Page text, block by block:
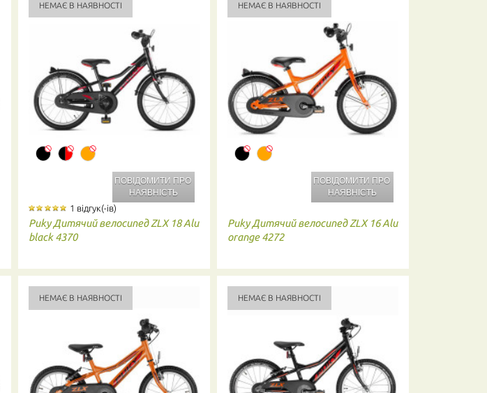
НЕМАЄ В НАЯВНОСТІ
ПОВІДОМИТИ ПРО
НАЯВНІСТЬ
1 відгук(-ів)
Puky Дитячий велосипед ZLX 18 Alu
black 4370
НЕМАЄ В НАЯВНОСТІ
ПОВІДОМИТИ ПРО
НАЯВНІСТЬ
Puky Дитячий велосипед ZLX 16 Alu
orange 4272
НЕМАЄ В НАЯВНОСТІ НЕМАЄ В НАЯВНОСТІ